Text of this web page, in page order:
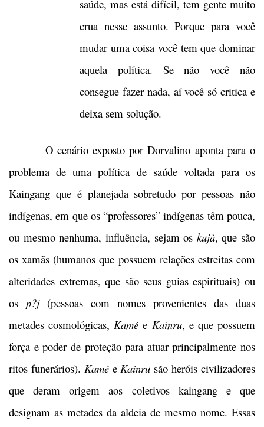
saúde, mas está difícil, tem gente muito
crua nesse assunto. Porque para você
mudar uma coisa você tem que dominar
aquela política. Se não você não
consegue fazer nada, aí você só critica e
deixa sem solução.
O cenário exposto por Dorvalino aponta para o
problema de uma política de saúde voltada para os
Kaingang que é planejada sobretudo por pessoas não
indígenas, em que os “professores” indígenas têm pouca,
ou mesmo nenhuma, influência, sejam os kujà, que são
os xamãs (humanos que possuem relações estreitas com
alteridades extremas, que são seus guias espirituais) ou
os p?j(pessoas com nomes provenientes das duas
metades cosmológicas,Kamé e Kainru, e que possuem
força e poder de proteção para atuar principalmente nos
ritos funerários). KaméeKainru são heróis civilizadores
que deram origem aos coletivos kaingang e que
designam as metades da aldeia de mesmo nome. Essas